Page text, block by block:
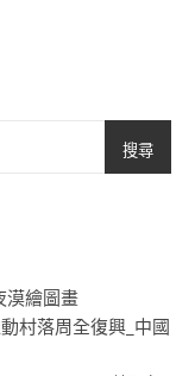
搜尋
漠繪圖畫
村落周全復興_中國